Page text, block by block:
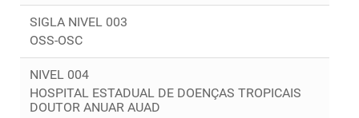
SIGLA NIVEL 003
OSS-OSC
NIVEL 004
HOSPITAL ESTADUAL DE DOENÇAS TROPICAIS
DOUTOR ANUAR AUAD